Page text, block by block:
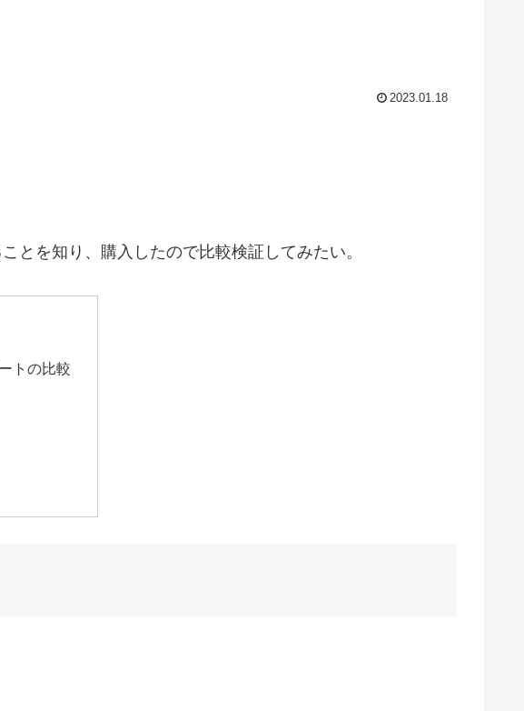
2023.01.18
とを知り、購入したので比較検証してみたい。
トの比較